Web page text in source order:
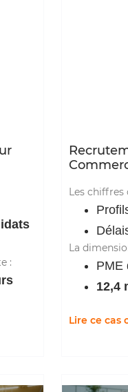
:
Les chiffres
La
PME
12,4
Lire ce cas